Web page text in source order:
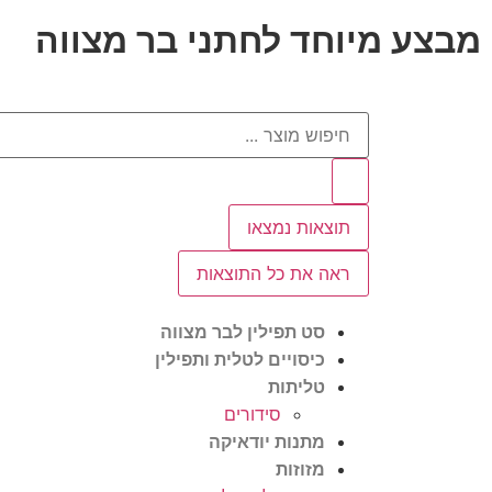
מבצע מיוחד לחתני בר מצווה
תוצאות נמצאו
ראה את כל התוצאות
סט תפילין לבר מצווה
כיסויים לטלית ותפילין
טליתות
סידורים
מתנות יודאיקה
מזוזות